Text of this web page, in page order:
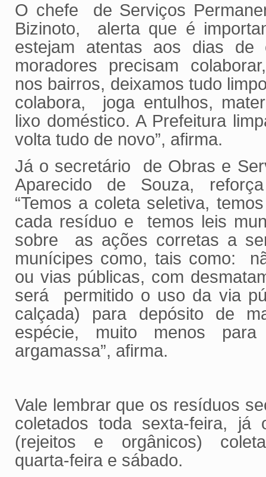
O chefe de Serviços
Bizinoto, alerta que é
estejam atentas aos dias de
moradores precisam
nos bairros, deixamos tudo
colabora, joga entulhos,
lixo doméstico. A Prefeitura
volta tudo de novo”, afirma.
Já o secretário de Obras e
Aparecido de Souza,
“Temos a coleta seletiva,
cada resíduo e temos leis
sobre as ações corretas a
munícipes como, tais como:
ou vias públicas, com
será permitido o uso da via
calçada) para depósito de
espécie, muito menos
argamassa”, afirma.
Vale lembrar que os resíduos
coletados toda sexta-feira, já
(rejeitos e orgânicos)
quarta-feira e sábado.